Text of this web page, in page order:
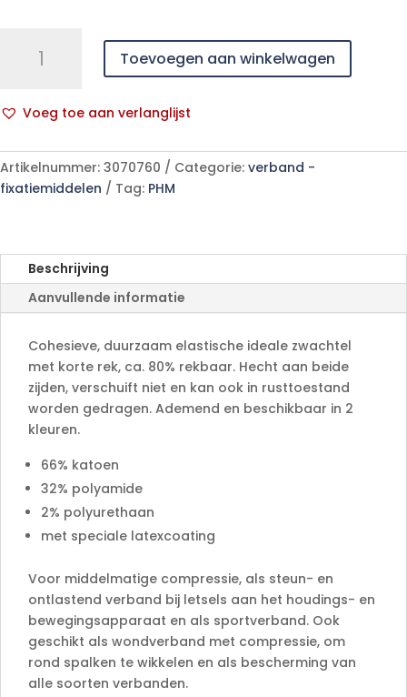
aantal
Toevoegen aan winkelwagen
Voeg toe aan verlanglijst
l
t
e
a
t
Artikelnummer: 3070760 Categorie: verband -
fixatiemiddelen
Tag: PHM
Beschrijving
Aanvullende informatie
Cohesieve, duurzaam elastische ideale zwachtel
met korte rek, ca. 80% rekbaar. Hecht aan beide
zijden, verschuift niet en kan ook in rusttoestand
worden gedragen. Ademend en beschikbaar in 2
kleuren.
66% katoen
32% polyamide
2% polyurethaan
met speciale latexcoating
Voor middelmatige compressie, als steun- en
ontlastend verband bij letsels aan het houdings- en
bewegingsapparaat en als sportverband. Ook
geschikt als wondverband met compressie, om
rond spalken te wikkelen en als bescherming van
alle soorten verbanden.